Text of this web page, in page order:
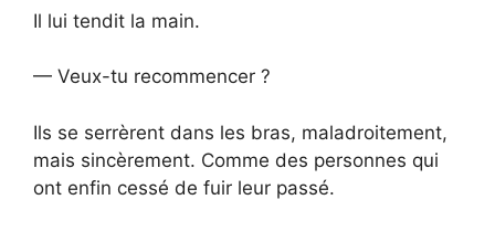
Il lui tendit la main.
— Veux-tu recommencer ?
Ils se serrèrent dans les bras, maladroitement,
mais sincèrement. Comme des personnes qui
ont enfin cessé de fuir leur passé.